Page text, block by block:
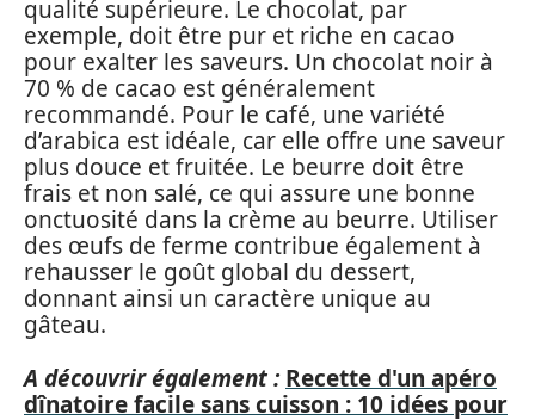
qualité supérieure. Le chocolat, par
exemple, doit être pur et riche en cacao
pour exalter les saveurs. Un chocolat noir à
70 % de cacao est généralement
recommandé. Pour le café, une variété
d’arabica est idéale, car elle offre une saveur
plus douce et fruitée. Le beurre doit être
frais et non salé, ce qui assure une bonne
onctuosité dans la crème au beurre. Utiliser
des œufs de ferme contribue également à
rehausser le goût global du dessert,
donnant ainsi un caractère unique au
gâteau.
A découvrir également : Recette d'un apéro
dînatoire facile sans cuisson : 10 idées pour